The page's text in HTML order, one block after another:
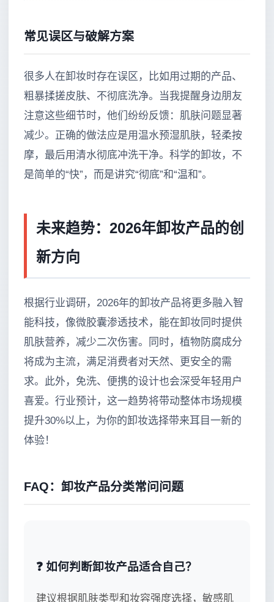
常见误区与破解方案
很多人在卸妆时存在误区，比如用过期的产品、
粗暴揉搓皮肤、不彻底洗净。当我提醒身边朋友
注意这些细节时，他们纷纷反馈：肌肤问题显著
减少。正确的做法应是用温水预湿肌肤，轻柔按
摩，最后用清水彻底冲洗干净。科学的卸妆，不
是简单的“快”，而是讲究“彻底”和“温和”。
未来趋势：2026年卸妆产品的创
新方向
根据行业调研，2026年的卸妆产品将更多融入智
能科技，像微胶囊渗透技术，能在卸妆同时提供
肌肤营养，减少二次伤害。同时，植物防腐成分
将成为主流，满足消费者对天然、更安全的需
求。此外，免洗、便携的设计也会深受年轻用户
喜爱。行业预计，这一趋势将带动整体市场规模
提升30%以上，为你的卸妆选择带来耳目一新的
体验！
FAQ：卸妆产品分类常问问题
❓ 如何判断卸妆产品适合自己？
建议根据肌肤类型和妆容强度选择，敏感肌